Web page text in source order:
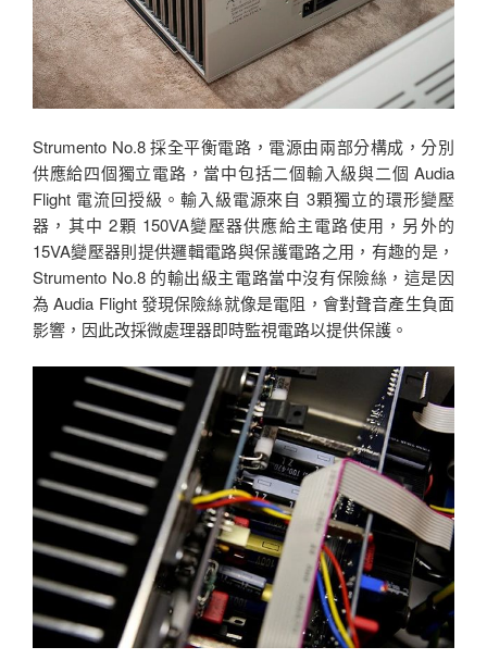
Strumento No.8 採全平衡電路，電源由兩部分構成，分別
供應給四個獨立電路，當中包括二個輸入級與二個 Audia
Flight 電流回授級。輸入級電源來自 3顆獨立的環形變壓
器，其中 2顆 150VA變壓器供應給主電路使用，另外的
15VA變壓器則提供邏輯電路與保護電路之用，有趣的是，
Strumento No.8 的輸出級主電路當中沒有保險絲，這是因
為 Audia Flight 發現保險絲就像是電阻，會對聲音產生負面
影響，因此改採微處理器即時監視電路以提供保護。